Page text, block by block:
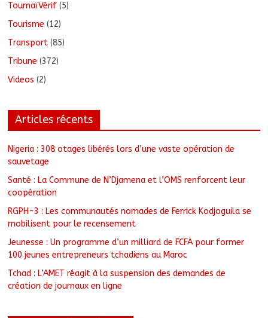
ToumaïVérif (5)
Tourisme (12)
Transport (85)
Tribune (372)
Videos (2)
Articles récents
Nigeria : 308 otages libérés lors d’une vaste opération de
sauvetage
Santé : La Commune de N’Djamena et l’OMS renforcent leur
coopération
RGPH-3 : Les communautés nomades de Ferrick Kodjoguila se
mobilisent pour le recensement
Jeunesse : Un programme d’un milliard de FCFA pour former
100 jeunes entrepreneurs tchadiens au Maroc
Tchad : L’AMET réagit à la suspension des demandes de
création de journaux en ligne